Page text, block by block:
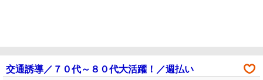
交通誘導／７０代～８０代大活躍！／週払い